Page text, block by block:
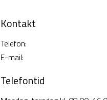
Kontakt
Telefon:
E-mail:
Telefontid